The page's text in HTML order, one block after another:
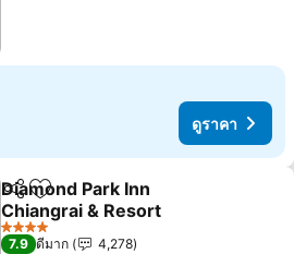
ดูราคา
แชร์ เพิ่มในรายการโปรด
Diamond Park Inn
Chiangrai & Resort
4 ดาว
7.9 ดีมาก
4,278